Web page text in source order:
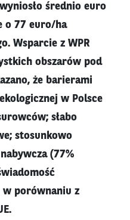
średnio euro
o 77 euro/ha
Wsparcie z WPR
obszarów pod
że barierami
w Polsce
słabo
stosunkowo
(77%
w porównaniu z